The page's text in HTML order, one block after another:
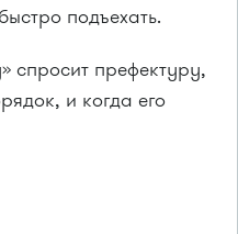
подъехать.
спросит префектуру,
и когда его